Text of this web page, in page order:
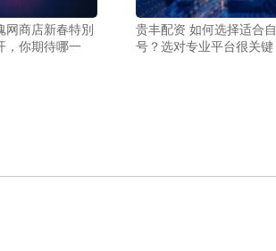
网商店新春特別
，你期待哪一
贵丰配资 如何选择适合
号？选对专业平台很关键